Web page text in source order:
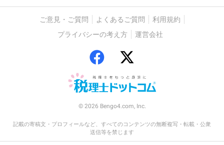
ご意見・ご質問 よくあるご質問
利用規約
プライバシーの考え方
運営会社
© 2026 Bengo4.com, Inc.
記載の寄稿文・プロフィールなど、すべてのコンテンツの無断複写・転載・公衆
送信等を禁じます